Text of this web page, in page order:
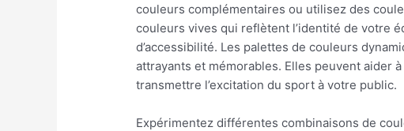
couleurs complémentaires ou utilisez des
couleurs vives qui reflètent l’identité de votre
d’accessibilité. Les palettes de couleurs
attrayants et mémorables. Elles peuvent aider
transmettre l’excitation du sport à votre public.
Expérimentez différentes combinaisons de